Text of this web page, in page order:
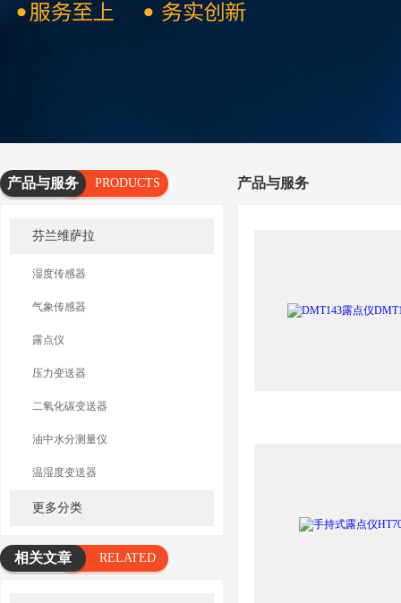
产品与服务
PRODUCTS
芬兰维萨拉
湿度传感器
气象传感器
露点仪
压力变送器
二氧化碳变送器
油中水分测量仪
温湿度变送器
更多分类
相关文章
RELATED
产品与服务